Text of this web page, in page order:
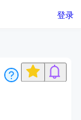
登录